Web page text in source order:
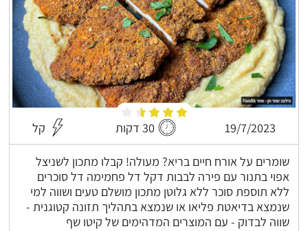
19/7/2023 30 דקות קל
שומרים על אורח חיים בריא? מעולה! קבלו מתכון לשניצל
אפוי בתנור עם פירה לבבות דקל דל פחמימה דל סוכרים
ללא תוספת סוכר ללא גלוטן מתכון מושלם טעים ושווה למי
שנמצא בדיאטת פליאו או שנמצא בתהליך תזונה קטוגנית -
שווה לבדוק - עם המוצרים המדהימים של קיטו שף